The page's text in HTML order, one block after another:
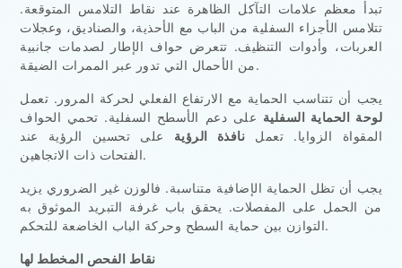
تبدأ معظم علامات التآكل الظاهرة عند نقاط التلامس المتوقعة.
تتلامس الأجزاء السفلية من الباب مع الأحذية، والصناديق، وعجلات
العربات، وأدوات التنظيف. تتعرض حواف الإطار لصدمات جانبية
من الأحمال التي تدور عبر الممرات الضيقة.
يجب أن تتناسب الحماية مع الارتفاع الفعلي لحركة المرور. تعمل
لوحة الحماية السفلية على دعم الأسطح السفلية. تحمي الحواف
المقواة الزوايا. تعمل نافذة الرؤية على تحسين الرؤية عند
الفتحات ذات الاتجاهين.
يجب أن تظل الحماية الإضافية متناسبة. فالوزن غير الضروري يزيد
من الحمل على المفصلات. يحقق باب غرفة التبريد الموثوق به
التوازن بين حماية السطح وحركة الباب الخاضعة للتحكم.
نقاط الفحص المخطط لها